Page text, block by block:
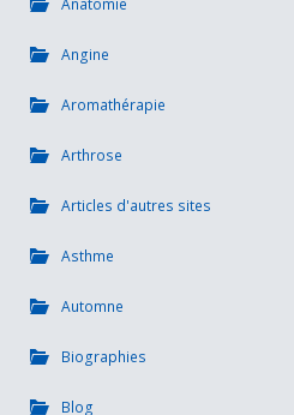
Angine
Aromathérapie
Arthrose
Articles d'autres sites
Asthme
Automne
Biographies
Blog